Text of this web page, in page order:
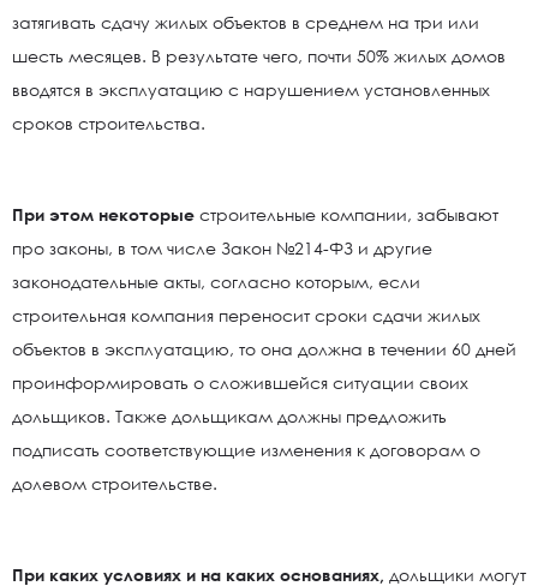
затягивать сдачу жилых объектов в среднем на три или
шесть месяцев. В результате чего, почти 50% жилых домов
вводятся в эксплуатацию с нарушением установленных
сроков строительства.
При этом некоторые строительные компании, забывают
про законы, в том числе Закон №214-ФЗ и другие
законодательные акты, согласно которым, если
строительная компания переносит сроки сдачи жилых
объектов в эксплуатацию, то она должна в течении 60 дней
проинформировать о сложившейся ситуации своих
дольщиков. Также дольщикам должны предложить
подписать соответствующие изменения к договорам о
долевом строительстве.
При каких условиях и на каких основаниях, дольщики могут